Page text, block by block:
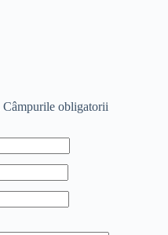
Câmpurile obligatorii